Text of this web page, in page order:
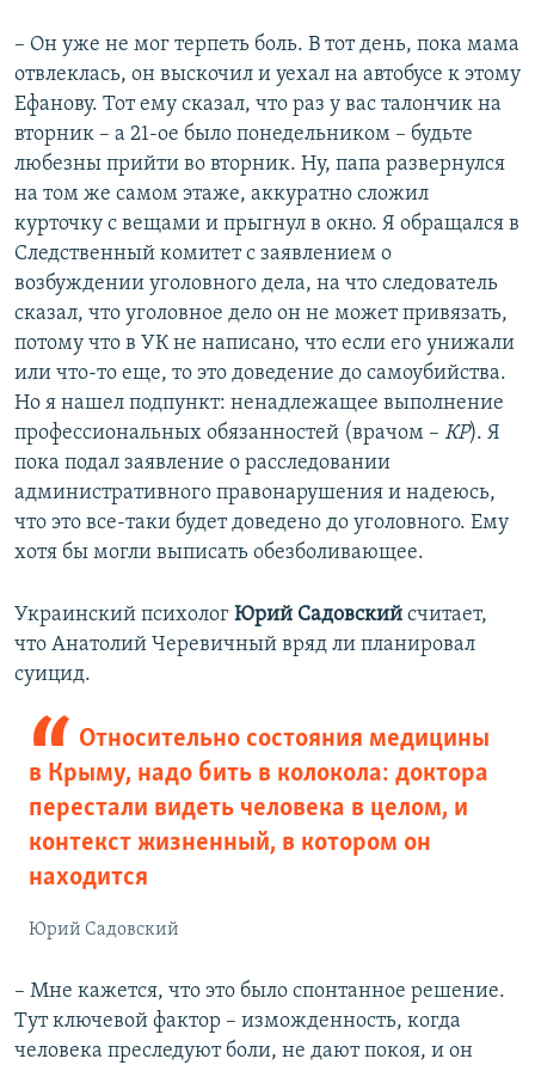
– Он уже не мог терпеть боль. В тот день, пока мама
отвлеклась, он выскочил и уехал на автобусе к этому
Ефанову. Тот ему сказал, что раз у вас талончик на
вторник – а 21-ое было понедельником – будьте
любезны прийти во вторник. Ну, папа развернулся
на том же самом этаже, аккуратно сложил
курточку с вещами и прыгнул в окно. Я обращался в
Следственный комитет с заявлением о
возбуждении уголовного дела, на что следователь
сказал, что уголовное дело он не может привязать,
потому что в УК не написано, что если его унижали
или что-то еще, то это доведение до самоубийства.
Но я нашел подпункт: ненадлежащее выполнение
профессиональных обязанностей (врачом – КР). Я
пока подал заявление о расследовании
административного правонарушения и надеюсь,
что это все-таки будет доведено до уголовного. Ему
хотя бы могли выписать обезболивающее.
Украинский психолог Юрий Садовский считает,
что Анатолий Черевичный вряд ли планировал
суицид.
Относительно состояния медицины
в Крыму, надо бить в колокола: доктора
перестали видеть человека в целом, и
контекст жизненный, в котором он
находится
Юрий Садовский
– Мне кажется, что это было спонтанное решение.
Тут ключевой фактор – изможденность, когда
человека преследуют боли, не дают покоя, и он